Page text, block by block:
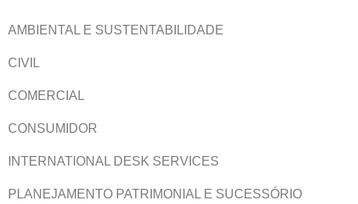
AMBIENTAL E SUSTENTABILIDADE
CIVIL
COMERCIAL
CONSUMIDOR
INTERNATIONAL DESK SERVICES
PLANEJAMENTO PATRIMONIAL E SUCESSÓRIO